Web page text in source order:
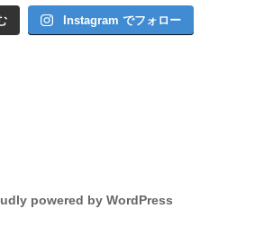
Instagram でフォロー
powered by WordPress